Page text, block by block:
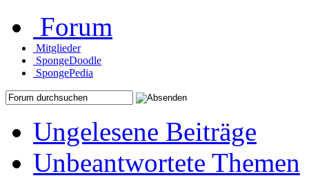
Forum
Mitglieder
SpongeDoodle
SpongePedia
Ungelesene Beiträge
Unbeantwortete Themen